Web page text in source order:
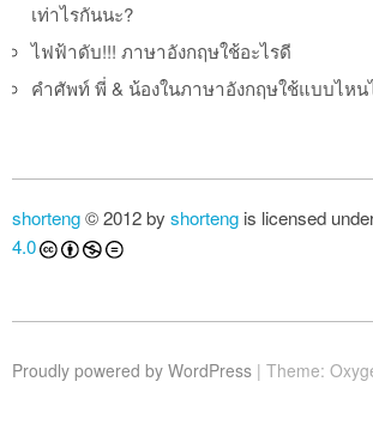
เท่าไรกันนะ?
ไฟฟ้าดับ!!! ภาษาอังกฤษใช้อะไรดี
คำศัพท์ พี่ & น้องในภาษาอังกฤษใช้แบบไหน
shorteng© 2012 by shorteng is licensed
4.0
Proudly powered by WordPress | Theme: